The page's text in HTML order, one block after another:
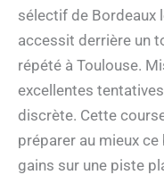
sélectif de Bordeaux
accessit derrière un
répété à Toulouse.
excellentes
discrète. Cette
préparer au mieux
gains sur une piste